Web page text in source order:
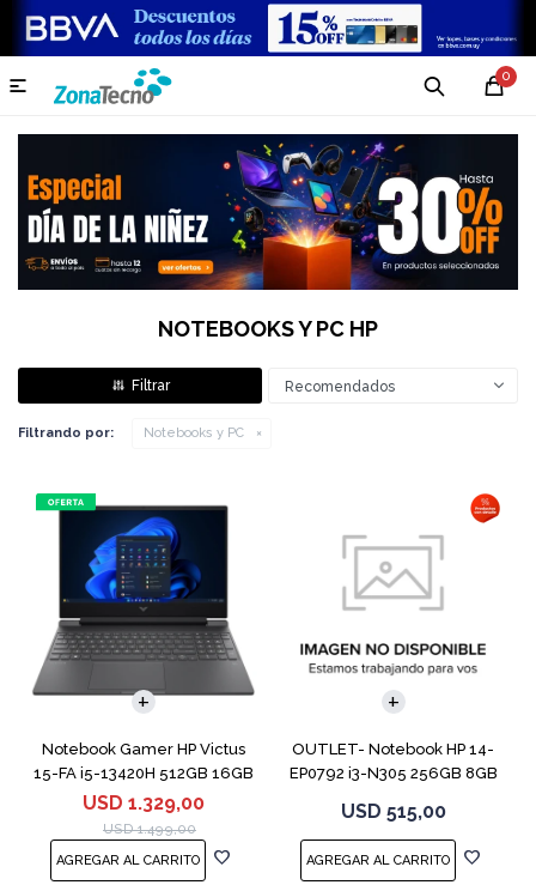
0

NOTEBOOKS Y PC HP
Recomendados
Filtrando por: Notebooks y PC
Notebook Gamer HP Victus
15-FA i5-13420H 512GB 16GB
RTX 4050
USD 1.329,00
USD 1.499,00
COMPARAR
OUTLET- Notebook HP 14-
EP0792 i3-N305 256GB 8GB
USD 515,00
COMPARAR